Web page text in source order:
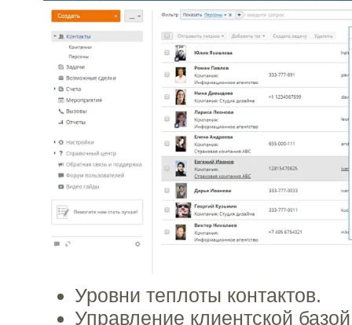
Уровни теплоты контактов.
Управление клиентской